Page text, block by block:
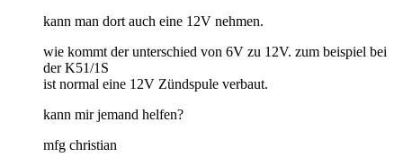
kann man dort auch eine 12V nehmen.
wie kommt der unterschied von 6V zu 12V. zum beispiel bei
der K51/1S
ist normal eine 12V Zündspule verbaut.
kann mir jemand helfen?
mfg christian